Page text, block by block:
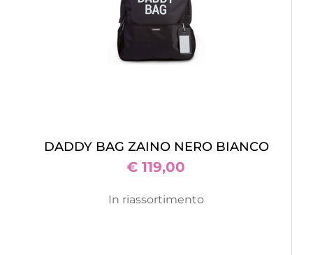
DADDY BAG ZAINO NERO BIANCO
€ 119,00
In riassortimento